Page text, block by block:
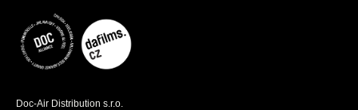
Doc-Air Distribution s.r.o.